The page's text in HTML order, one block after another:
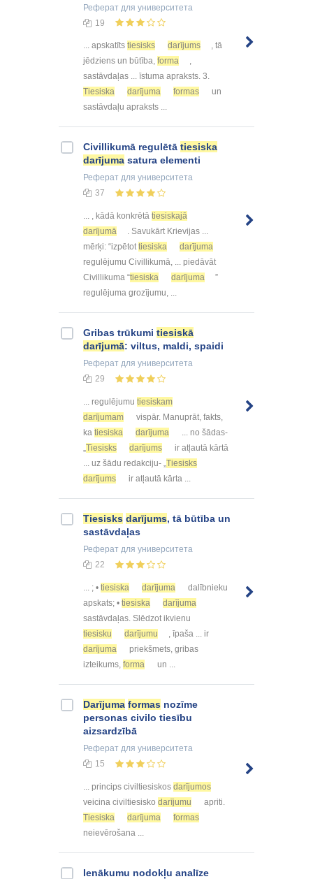
Реферат для университета
19
... apskatīts tiesisks darījums
, tā
jēdziens un būtība, forma
,
sastāvdaļas ... īstuma apraksts. 3.
Tiesiska
darījuma formas
un
sastāvdaļu apraksts ...
Civillikumā regulētā tiesiska
darījuma satura elementi
Реферат для университета
37
... , kādā konkrētā tiesiskajā
darījumā
. Savukārt Krievijas ...
mērķi: “izpētottiesiska
darījuma
regulējumu Civillikumā, ... piedāvāt
Civillikuma “tiesiska darījuma
”
regulējuma grozījumu, ...
Gribas trūkumi tiesiskā
darījumā: viltus, maldi, spaidi
Реферат для университета
29
... regulējumu tiesiskam
darījumam
vispār. Manuprāt, fakts,
ka tiesiska darījuma
... no šādas-
„Tiesisks darījums
ir atļautā kārtā
... uz šādu redakciju- „Tiesisks
darījums
ir atļautā kārta ...
Tiesisks darījums, tā būtība un
sastāvdaļas
Реферат для университета
22
... ; • tiesiska darījuma
dalībnieku
apskats; • tiesiska
darījuma
sastāvdaļas. Slēdzot ikvienu
tiesisku
darījumu
, īpaša ... ir
darījuma
priekšmets, gribas
izteikums, forma un ...
Darījuma formas nozīme
personas civilo tiesību
aizsardzībā
Реферат для университета
15
... princips civiltiesiskos darījumos
veicina civiltiesisko darījumu
apriti.
Tiesiska
darījuma
formas
neievērošana ...
Ienākumu nodokļu analīze